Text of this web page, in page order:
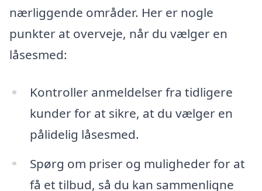
nærliggende områder. Her er nogle
punkter at overveje, når du vælger en
låsesmed:
Kontroller anmeldelser fra tidligere
kunder for at sikre, at du vælger en
pålidelig låsesmed.
Spørg om priser og muligheder for at
få et tilbud, så du kan sammenligne